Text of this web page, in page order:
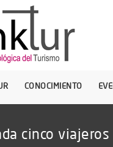
CONOCIMIENTO
cinco